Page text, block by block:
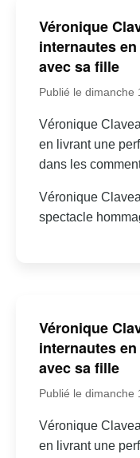
Véronique
internautes
avec sa fille
Publié le dimanche
Véronique
en livrant une
dans les
Véronique
spectacle
Véronique
internautes
avec sa fille
Publié le dimanche
Véronique
en livrant une